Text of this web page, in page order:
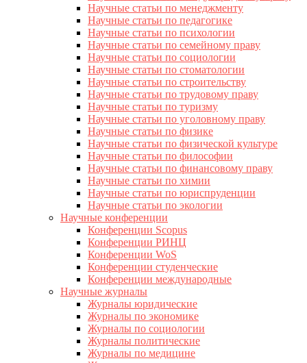
Научные статьи по менеджменту
Научные статьи по педагогике
Научные статьи по психологии
Научные статьи по семейному праву
Научные статьи по социологии
Научные статьи по стоматологии
Научные статьи по строительству
Научные статьи по трудовому праву
Научные статьи по туризму
Научные статьи по уголовному праву
Научные статьи по физике
Научные статьи по физической культуре
Научные статьи по философии
Научные статьи по финансовому праву
Научные статьи по химии
Научные статьи по юриспруденции
Научные статьи по экологии
Научные конференции
Конференции Scopus
Конференции РИНЦ
Конференции WoS
Конференции студенческие
Конференции международные
Научные журналы
Журналы юридические
Журналы по экономике
Журналы по социологии
Журналы политические
Журналы по медицине